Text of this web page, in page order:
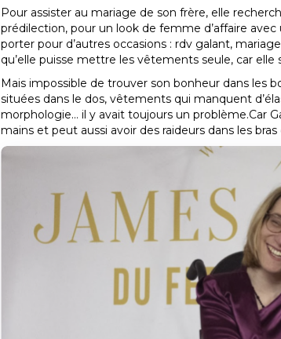
Pour assister au mariage de son frère, elle
prédilection, pour un look de femme d’affaire
porter pour d’autres occasions : rdv galant,
qu’elle puisse mettre les vêtements seule, car elle
Mais impossible de trouver son bonheur dans les
situées dans le dos, vêtements qui manquent
morphologie… il y avait toujours un problème.Car
mains et peut aussi avoir des raideurs dans les